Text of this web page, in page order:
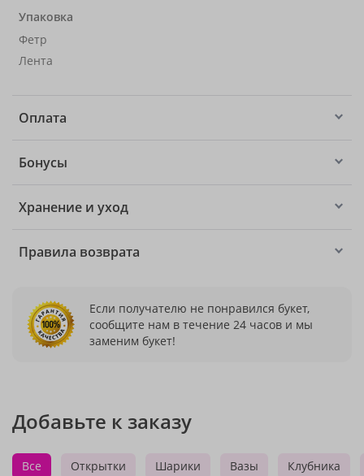
Упаковка
Фетр
Лента
Оплата
Бонусы
Хранение и уход
Правила возврата
Если получателю не понравился букет,
сообщите нам в течение 24 часов и мы
заменим букет!
Добавьте к заказу
Все Открытки Шарики Вазы Клубника